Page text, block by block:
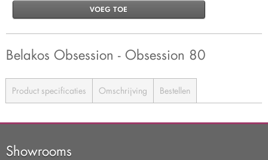
VOEG TOE
Belakos Obsession - Obsession 80
Product specificaties Omschrijving Bestellen
Showrooms